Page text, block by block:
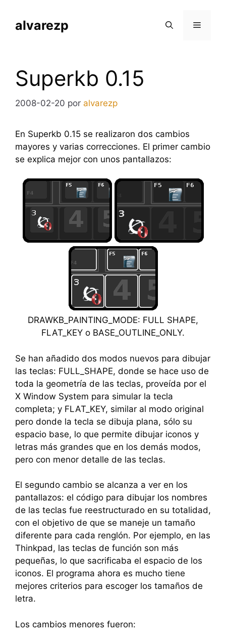
contenido
alvarezp Menú
Superkb 0.15
2008-02-20 por alvarezp
En Superkb 0.15 se realizaron dos cambios
mayores y varias correcciones. El primer cambio
se explica mejor con unos pantallazos:
DRAWKB_PAINTING_MODE: FULL SHAPE,
FLAT_KEY o BASE_OUTLINE_ONLY.
Se han añadido dos modos nuevos para dibujar
las teclas: FULL_SHAPE, donde se hace uso de
toda la geometría de las teclas, proveída por el
X Window System para simular la tecla
completa; y FLAT_KEY, similar al modo original
pero donde la tecla se dibuja plana, sólo su
espacio base, lo que permite dibujar iconos y
letras más grandes que en los demás modos,
pero con menor detalle de las teclas.
El segundo cambio se alcanza a ver en los
pantallazos: el código para dibujar los nombres
de las teclas fue reestructurado en su totalidad,
con el objetivo de que se maneje un tamaño
diferente para cada renglón. Por ejemplo, en las
Thinkpad, las teclas de función son más
pequeñas, lo que sacrificaba el espacio de los
iconos. El programa ahora es mucho tiene
mejores criterios para escoger los tamaños de
letra.
Los cambios menores fueron: